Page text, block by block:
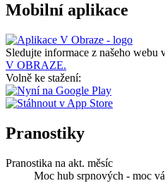
Mobilní aplikace
Sledujte informace z našeho webu
V OBRAZE.
Volně ke stažení:
Pranostiky
Pranostika na akt. měsíc
Moc hub srpnových - moc